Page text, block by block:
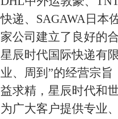
快递、SAGAWA日本
家公司建立了良好的
星辰时代国际快递有
业、周到”的经营宗
益求精，星辰时代和
为广大客户提供专业